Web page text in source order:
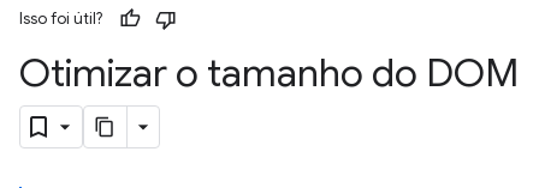
Isso foi útil?
Otimizar o tamanho do DOM